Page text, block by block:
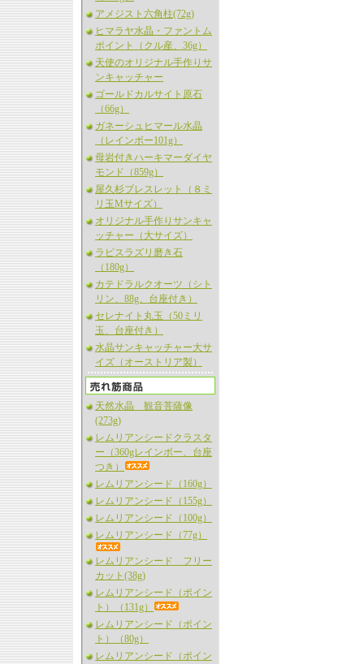
アメジスト六角柱(72g)
ヒマラヤ水晶・ファントム
ポイント（クル産、36g）
天使のオリジナル手作りサ
ンキャッチャー
ゴールドカルサイト原石
（66g）
ガネーシュヒマール水晶
（レインボー101g）
母岩付きハーキマーダイヤ
モンド（859g）
屋久杉ブレスレット（８ミ
リ玉Mサイズ）
オリジナル手作りサンキャ
ッチャー（大サイズ）
ラピスラズリ磨き石
（180g）
カテドラルクオーツ（シト
リン、88g、台座付き）
セレナイト丸玉（50ミリ
玉、台座付き）
水晶サンキャッチャー大サ
イズ（オーストリア製）
天然水晶 観音菩薩像
(273g)
レムリアンシードクラスタ
ー（360gレインボー、台座
つき）
レムリアンシード（160g）
レムリアンシード（155g）
レムリアンシード（100g）
レムリアンシード（77g）
レムリアンシード フリー
カット(38g)
レムリアンシード（ポイン
ト）（131g）
レムリアンシード（ポイン
ト）（80g）
レムリアンシード（ポイン